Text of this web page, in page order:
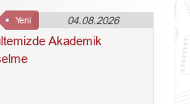
04.08.2026
Akademik
Yeni